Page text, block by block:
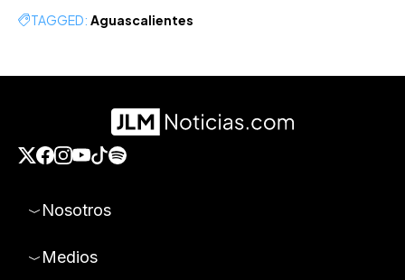
TAGGED: Aguascalientes
Nosotros
Medios